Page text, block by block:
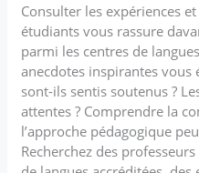
Consulter les expériences
étudiants vous rassure
parmi les centres de
anecdotes inspirantes vous
sont-ils sentis soutenus ?
attentes ? Comprendre la
l’approche pédagogique
Recherchez des